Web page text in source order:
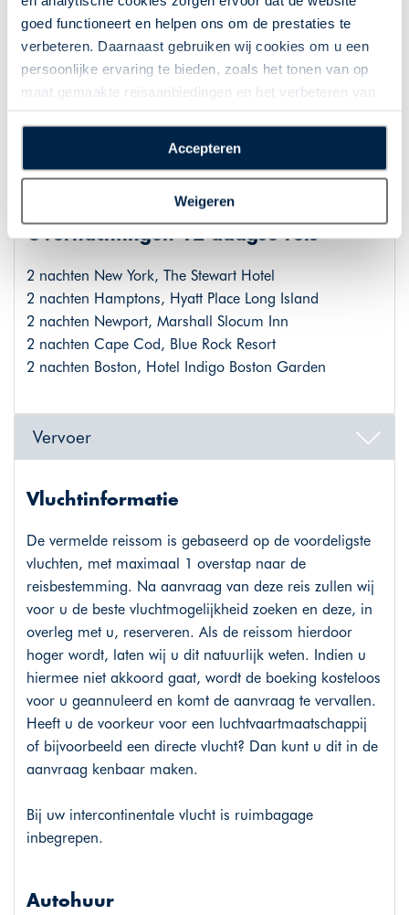
goed functioneert en helpen ons om de prestaties te
verbeteren. Daarnaast gebruiken wij cookies om u een
persoonlijke ervaring te bieden, zoals het tonen van op
maat gemaakte reisaanbiedingen en het verbeteren van
plaatsen van alle hierboven beschreven cookies en
technologieën, waarmee persoonlijke gegevens kunnen
worden verzameld. Indien u kiest voor “Weigeren”
plaatsen wij enkel functionele cookies, en zal er geen
Accepteren
Weigeren
U gaat op eigen gelegenheid naar de luchthaven voor
de terugvlucht naar Amsterdam.
Dag 12: Aankomst in Amsterdam
Aankomst in Amsterdam, waar de reis eindigt.
Overnachtingen 12-daagse reis
2 nachten New York, The Stewart Hotel
2 nachten Hamptons, Hyatt Place Long Island
2 nachten Newport, Marshall Slocum Inn
2 nachten Cape Cod, Blue Rock Resort
2 nachten Boston, Hotel Indigo Boston Garden
Vervoer
Vluchtinformatie
De vermelde reissom is gebaseerd op de voordeligste
vluchten, met maximaal 1 overstap naar de
reisbestemming. Na aanvraag van deze reis zullen wij
voor u de beste vluchtmogelijkheid zoeken en deze, in
overleg met u, reserveren. Als de reissom hierdoor
hoger wordt, laten wij u dit natuurlijk weten. Indien u
hiermee niet akkoord gaat, wordt de boeking kosteloos
voor u geannuleerd en komt de aanvraag te vervallen.
Heeft u de voorkeur voor een luchtvaartmaatschappij
of bijvoorbeeld een directe vlucht? Dan kunt u dit in de
aanvraag kenbaar maken.
Bij uw intercontinentale vlucht is ruimbagage
inbegrepen.
Autohuur